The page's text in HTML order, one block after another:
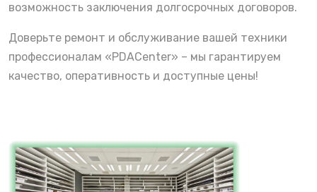
возможность заключения долгосрочных договоров.
Доверьте ремонт и обслуживание вашей техники
профессионалам «PDACenter» – мы гарантируем
качество, оперативность и доступные цены!